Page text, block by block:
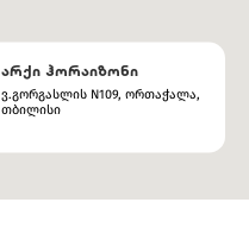
არქი ჰორაიზონი
ვ.გორგასლის N109, ორთაჭალა,
თბილისი